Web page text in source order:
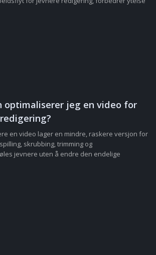
optimaliserer jeg en video for
en video lager en mindre, raskere versjon for
skrubbing, trimming og
jevnere uten å endre den endelige